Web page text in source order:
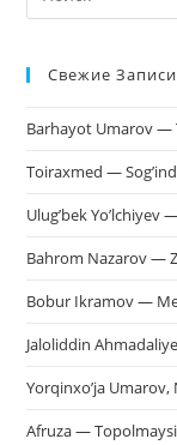
Свежие Записи
Barhayot Umarov —
Toiraxmed —
Ulug’bek Yo’lchiyev
Bahrom Nazarov —
Bobur Ikramov —
Jaloliddin
Yorqinxo’ja
Afruza —